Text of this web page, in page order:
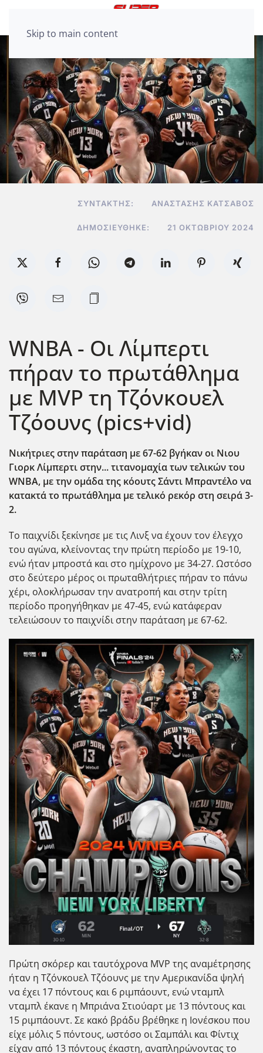
Skip to main content
ΣΥΝΤΆΚΤΗΣ: ΑΝΑΣΤΆΣΗΣ ΚΑΤΣΑΒΌΣ
ΔΗΜΟΣΙΕΎΘΗΚΕ: 21 ΟΚΤΩΒΡΊΟΥ 2024
WNBA - Οι Λίμπερτι
πήραν το πρωτάθλημα
με MVP τη Τζόνκουελ
Τζόουνς (pics+vid)
Νικήτριες στην παράταση με 67-62 βγήκαν οι Νιου
Γιορκ Λίμπερτι στην... τιτανομαχία των τελικών του
WNBA, με την ομάδα της κόουτς Σάντι Μπραντέλο να
κατακτά το πρωτάθλημα με τελικό ρεκόρ στη σειρά 3-
2.
Το παιχνίδι ξεκίνησε με τις Λινξ να έχουν τον έλεγχο
του αγώνα, κλείνοντας την πρώτη περίοδο με 19-10,
ενώ ήταν μπροστά και στο ημίχρονο με 34-27. Ωστόσο
στο δεύτερο μέρος οι πρωταθλήτριες πήραν το πάνω
χέρι, ολοκλήρωσαν την ανατροπή και στην τρίτη
περίοδο προηγήθηκαν με 47-45, ενώ κατάφεραν
τελειώσουν το παιχνίδι στην παράταση με 67-62.
Πρώτη σκόρερ και ταυτόχρονα MVP της αναμέτρησης
ήταν η Τζόνκουελ Τζόουνς με την Αμερικανίδα ψηλή
να έχει 17 πόντους και 6 ριμπάουντ, ενώ νταμπλ
νταμπλ έκανε η Μπριάνα Στιούαρτ με 13 πόντους και
15 ριμπάουντ. Σε κακό βράδυ βρέθηκε η Ιονέσκου που
είχε μόλις 5 πόντους, ωστόσο οι Σαμπάλι και Φίντιχ
είχαν από 13 πόντους έκαστη, αναπληρώνοντας το